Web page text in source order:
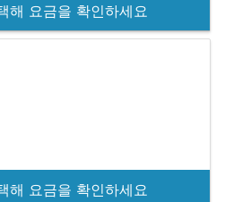
해 요금을 확인하세요
해 요금을 확인하세요